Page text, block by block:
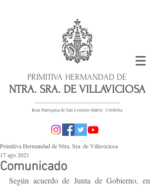
PRIMITIVA HERMANDAD DE
NTRA. SRA. DE VILLAVICIOSA
Real Parroquia de San Lorenzo Mártir · Córdoba
Comunicado
Primitiva Hermandad de Ntra. Sra. de Villaviciosa
17 ago 2021
Según acuerdo de Junta de Gobierno, en